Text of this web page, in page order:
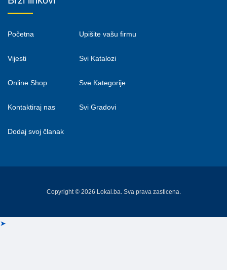
Početna
Vijesti
Online Shop
Kontaktiraj nas
Dodaj svoj članak
Upišite vašu firmu
Svi Katalozi
Sve Kategorije
Svi Gradovi
Copyright © 2026 Lokal.ba. Sva prava zasticena.
➤